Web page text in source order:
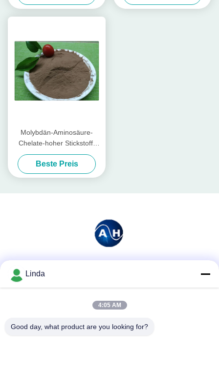
Molybdän-Aminosäure-
Chelate-hoher Stickstoff-
organisches Düngemittel für
Obstbäume
Beste Preis
Linda
4:05 AM
Good day, what product are you looking for?